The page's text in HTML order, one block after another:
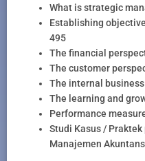
What is strategic
Establishing
495
The financial
The customer
The internal
The learning and
Performance
Studi Kasus /
Manajemen